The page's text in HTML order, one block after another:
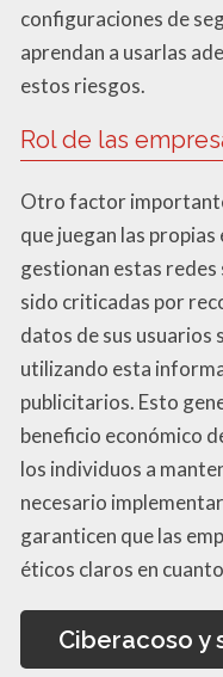
configuraciones de
aprendan a usarlas
estos riesgos.
Rol de las
Otro factor
que juegan las
gestionan estas redes
sido criticadas por
datos de sus usuarios
utilizando esta
publicitarios. Esto
beneficio económico
los individuos a
necesario
garanticen que las
éticos claros en
Ciberacoso y